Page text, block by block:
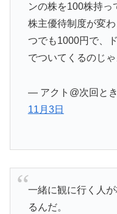
ンの株を100株持っ
株主優待制度が変
つでも1000円で、
でついてくるのじ
— アクト@次回と
11月3日
一緒に観に行く人
るんだ。